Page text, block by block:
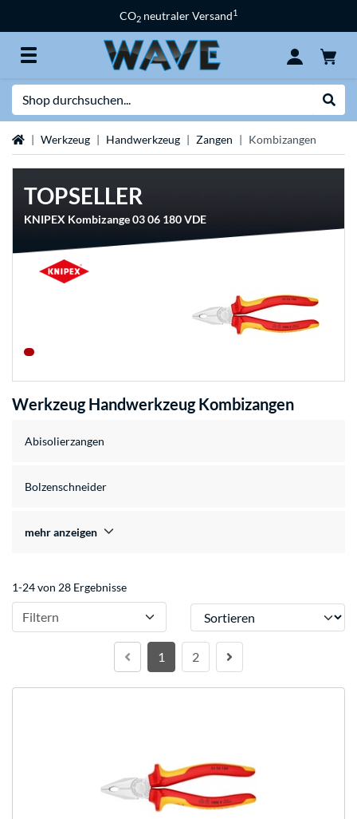
CO2 neutraler Versand1
StartseiteWerkzeug Handwerkzeug Zangen Kombizangen
TOPSELLER
KNIPEX Kombizange 03 06 180 VDE
Werkzeug Handwerkzeug Kombizangen
Abisolierzangen
Bolzenschneider
mehr anzeigen
1-24 von 28 Ergebnisse
Filtern Sortieren
1 2